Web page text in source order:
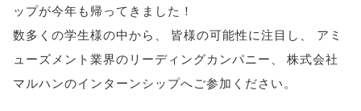
ップが今年も帰ってきました！
数多くの学生様の中から
皆様の可能性に注目し
アミ
ューズメント業界のリーディングカンパニー
株式会社
マルハンのインターンシップへご参加ください。